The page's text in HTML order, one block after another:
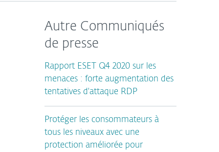
Autre Communiqués
de presse
Rapport ESET Q4 2020 sur les
menaces : forte augmentation des
tentatives d'attaque RDP
Protéger les consommateurs à
tous les niveaux avec une
protection améliorée pour